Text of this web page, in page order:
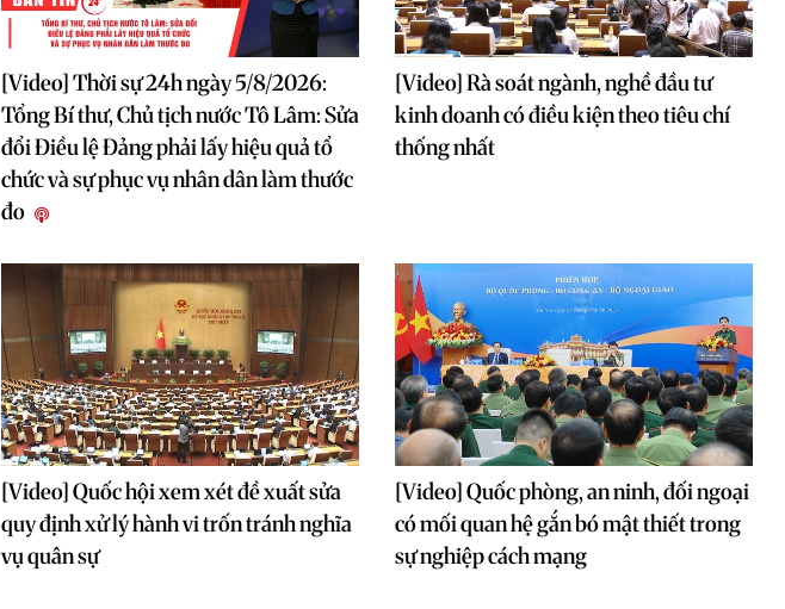
[Video] Thời sự 24h ngày 5/8/2026:
Tổng Bí thư, Chủ tịch nước Tô Lâm: Sửa
đổi Điều lệ Đảng phải lấy hiệu quả tổ
chức và sự phục vụ nhân dân làm thước
đo
[Video] Rà soát ngành, nghề đầu tư
kinh doanh có điều kiện theo tiêu chí
thống nhất
[Video] Quốc hội xem xét đề xuất sửa
quy định xử lý hành vi trốn tránh nghĩa
vụ quân sự
[Video] Quốc phòng, an ninh, đối ngoại
có mối quan hệ gắn bó mật thiết trong
sự nghiệp cách mạng